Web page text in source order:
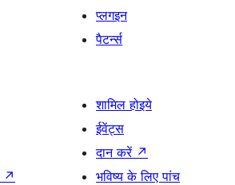
प्लगइन
पैटर्न्स
↗
शामिल होइये
ईवेंट्स
दान करें ↗
भविष्य के लिए पांच